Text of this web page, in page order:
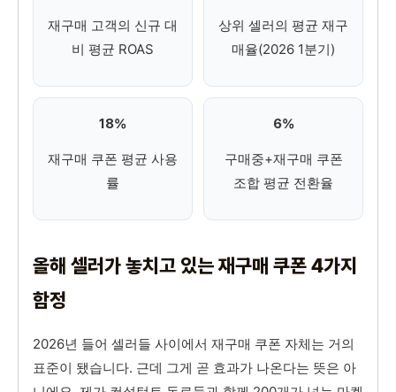
재구매 고객의 신규 대
비 평균 ROAS
상위 셀러의 평균 재구
매율(2026 1분기)
18%
재구매 쿠폰 평균 사용
률
6%
구매중+재구매 쿠폰
조합 평균 전환율
올해 셀러가 놓치고 있는 재구매 쿠폰 4가지
함정
2026년 들어 셀러들 사이에서 재구매 쿠폰 자체는 거의
표준이 됐습니다. 근데 그게 곧 효과가 나온다는 뜻은 아